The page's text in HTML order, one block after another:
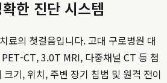
한 진단 시스템
료의 첫걸음입니다. 고대 구로병원 대
CT, 3.0T MRI, 다중채널 CT 등 첨
기, 위치, 주변 장기 침범 및 원격 전이